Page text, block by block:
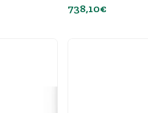
738,10€